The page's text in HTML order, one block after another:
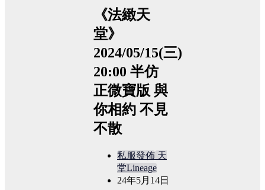
《法緻天
堂》
2024/05/15(三)
20:00 半仿
正微寶版 與
你相約 不見
不散
私服發佈 天
堂Lineage
24年5月14日